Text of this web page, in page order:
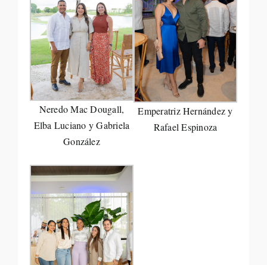
Neredo Mac Dougall,
Elba Luciano y Gabriela
González
Emperatriz Hernández y
Rafael Espinoza